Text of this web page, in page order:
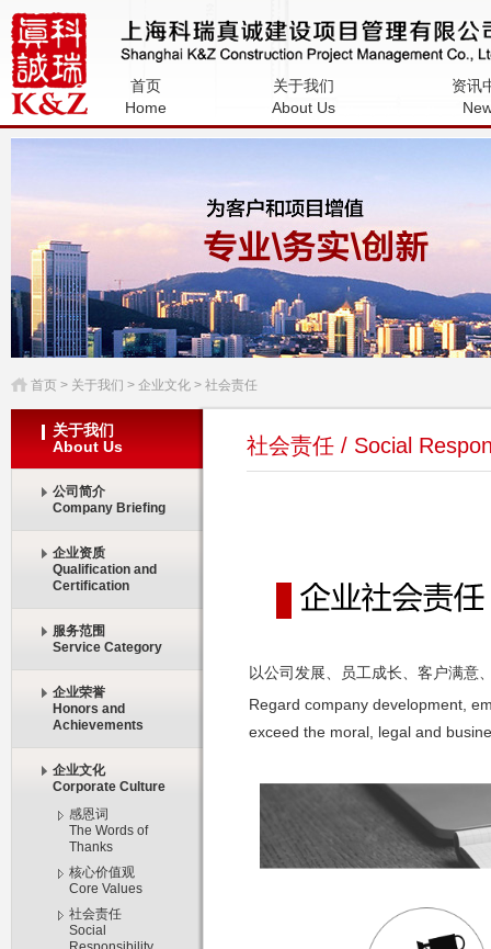
上海科瑞真诚建设项目管理有限公
司
首页
Home
关于我们
About Us
资讯
首页 > 关于我们 > 企业文化 > 社会责任
关于我们
About Us
公司简介
Company Briefing
企业资质
Qualification and
Certification
服务范围
Service Category
企业荣誉
Honors and
Achievements
企业文化
Corporate Culture
感恩词
The Words of
Thanks
核心价值观
Core Values
社会责任
Social
社会责任 / Social
以公司发展、员工成长、客户满意
Regard company development,
exceed the moral, legal and